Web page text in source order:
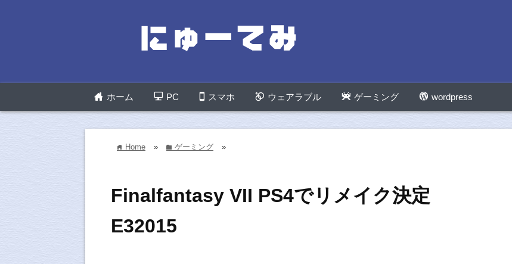
ホーム PC スマホ ウェアラブル ゲーミング wordpress
home Home » folder ゲーミング »
Finalfantasy VII PS4でリメイク決定
E32015